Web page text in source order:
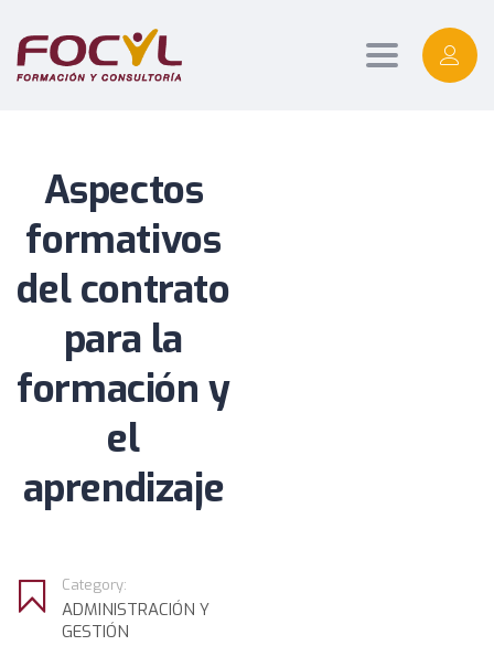
Toggle
Aspectos
formativos
del contrato
para la
formación y
el
aprendizaje
Category:
ADMINISTRACIÓN Y
GESTIÓN